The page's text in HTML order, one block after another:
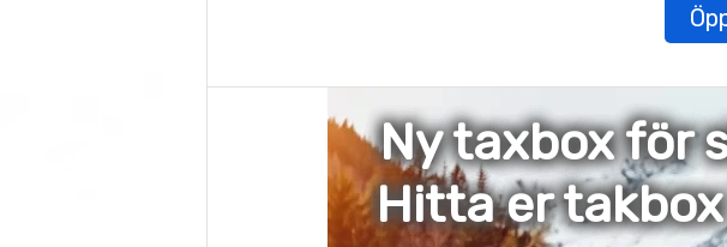
Ny taxbox för
Hitta er